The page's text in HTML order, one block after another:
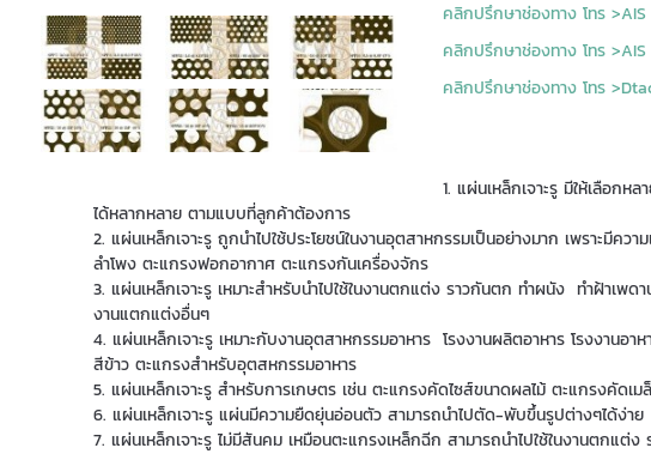
คลิกปรึกษาช่องทาง โทร
คลิกปรึกษาช่องทาง โทร
คลิกปรึกษาช่องทาง โทร
แผ่นเหล็กเจาะรู มีให้เลือกห
ได้หลากหลาย ตามแบบที่ลูกค้าต้องการ
แผ่นเหล็กเจาะรู ถูกนำไปใช้ประโยชน์ในงานอุตสาหกรรมเป็นอย่างมาก เพราะมีค
ลำโพง ตะแกรงฟอกอากาศ ตะแกรงกันเครื่องจักร
แผ่นเหล็กเจาะรู เหมาะสำหรับนำไปใช้ในงานตกแต่ง ราวกันตก ทำผนัง ทำฝ้าเ
งานแตกแต่งอื่นๆ
แผ่นเหล็กเจาะรู เหมาะกับงานอุตสาหกรรมอาหาร โรงงานผลิตอาหาร โรงงาน
สีข้าว ตะแกรงสำหรับอุตสหกรรมอาหาร
แผ่นเหล็กเจาะรู สำหรับการเกษตร เช่น ตะแกรงคัดไซส์ขนาดผลไม้ ตะแกรงคัด
แผ่นเหล็กเจาะรู แผ่นมีความยืดยุ่นอ่อนตัว สามารถนำไปตัด-พับขึ้นรูปต่างๆได้ง่าย
แผ่นเหล็กเจาะรู ไม่มีสันคม เหมือนตะแกรงเหล็กฉีก สามารถนำไปใช้ในงานตก